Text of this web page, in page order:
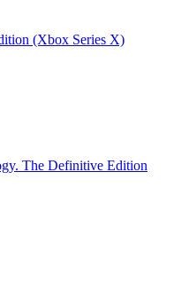
(Xbox Series X)
The Definitive Edition